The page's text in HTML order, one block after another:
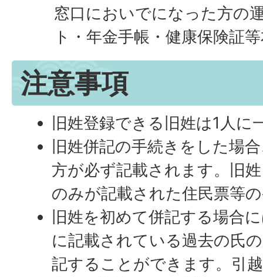
窓口においでになった方の
ト・年金手帳・健康保険証
注意事項
旧姓登録できる旧姓は1人に
旧姓併記の手続きをした場
方が必ず記載されます。旧
のみが記載された住民票等
旧姓を初めて併記する場合
に記載されている過去の氏
記することができます。引